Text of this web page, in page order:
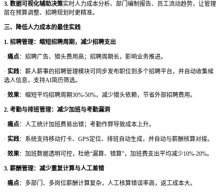
3. 数据可视化辅助决策实时人力成本分析、部门编制报告、员工流动趋势，让管理
层在预算调整、招聘规划时更精准。
三、降低人力成本的最佳实践
1. 招聘管理：缩短招聘周期，减少招聘支出
· 痛点：招聘广告、猎头费用高；招聘周期长，影响业务推进。
· 实践：薪人薪事的招聘管理模块可同步发布职位到多个招聘平台，并自动收集候
选人信息，支持AI简历筛选。
· 效果：缩短平均招聘周期30%-50%，减少猎头依赖，节省外部招聘费用。
2. 考勤与排班管理：减少加班与考勤漏洞
· 痛点：人工统计加班费易出错；考勤作弊导致成本上升。
· 实践：系统支持移动打卡、 GPS定位、排班自动生成，并自动与薪酬核算对接。
· 效果：加班数据透明可控，杜绝“漏算、错算”，加班费支出平均减少10%-20%。
3. 薪酬管理：减少重复计算与人工差错
· 痛点：多部门、多岗位薪酬计算复杂，人工核算错误率高，返工成本大。